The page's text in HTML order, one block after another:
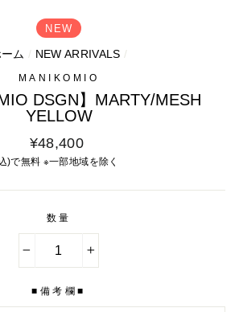
NEW
ム / NEW ARRIVALS /
MANIKOMIO
DSGN】MARTY/MESH
YELLOW
通
常
金
¥48,400
)で無料 ※一部地域を除く
数量
■備考欄■